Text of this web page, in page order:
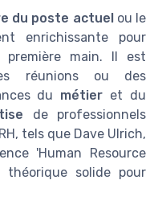
du poste actuelou le
enrichissante pour
main. Il est
réunions ou des
du métier et du
de professionnels
tels que Dave Ulrich,
'Human Resource
théorique solide pour